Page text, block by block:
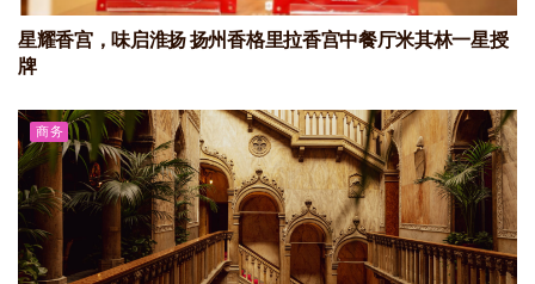
星耀香宫，味启淮扬 扬州香格里拉香宫中餐厅米其林一星授
牌
商务